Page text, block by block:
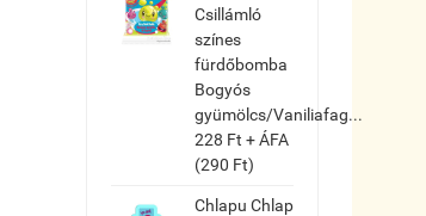
Csillámló
színes
fürdőbomba
Bogyós
gyümölcs/Vaniliafag...
228 Ft + ÁFA
(290 Ft)
Chlapu Chlap